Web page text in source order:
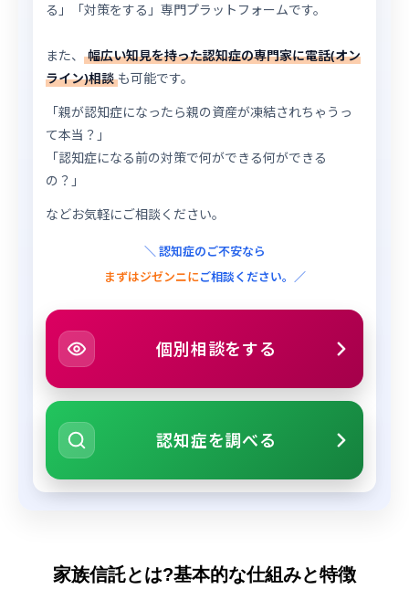
る」「対策をする」専門プラットフォームです。
また、
幅広い知見を持った認知症の専門家に電話(オン
ライン)相談も可能です。
「親が認知症になったら親の資産が凍結されちゃうっ
て本当？」
「認知症になる前の対策で何ができる何ができる
の？」
などお気軽にご相談ください。
＼ 認知症のご不安なら
まずはジゼンニにご相談ください。／
個別相談をする
認知症を調べる
家族信託とは?基本的な仕組みと特徴